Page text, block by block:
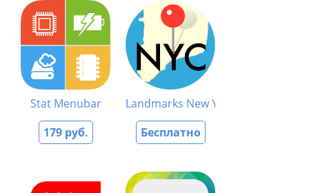
Stat Menubar
179 руб.
Landmarks New York
Бесплатно